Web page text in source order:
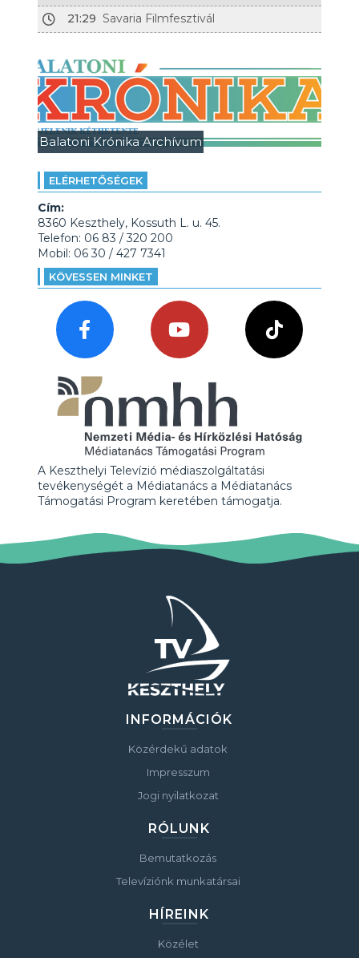
21:29 Savaria Filmfesztivál
Balatoni Krónika Archívum
ELÉRHETŐSÉGEK
Cím:
8360 Keszthely, Kossuth L. u. 45.
Telefon: 06 83 / 320 200
Mobil: 06 30 / 427 7341
KÖVESSEN MINKET
A Keszthelyi Televízió médiaszolgáltatási
tevékenységét a Médiatanács a Médiatanács
Támogatási Program keretében támogatja.
INFORMÁCIÓK
Közérdekű adatok
Impresszum
Jogi nyilatkozat
RÓLUNK
Bemutatkozás
Televíziónk munkatársai
HÍREINK
Közélet